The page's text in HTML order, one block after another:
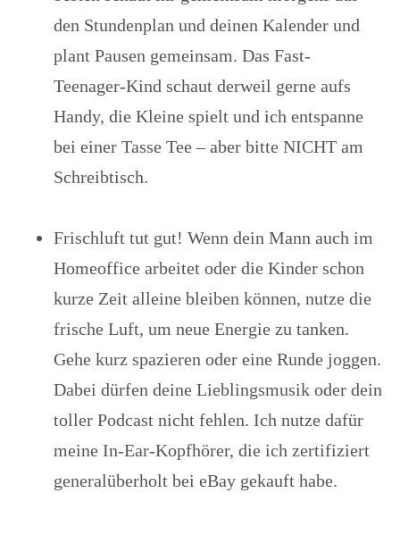
den Stundenplan und deinen Kalender und
plant Pausen gemeinsam. Das Fast-
Teenager-Kind schaut derweil gerne aufs
Handy, die Kleine spielt und ich entspanne
bei einer Tasse Tee – aber bitte NICHT am
Schreibtisch.
Frischluft tut gut! Wenn dein Mann auch im
Homeoffice arbeitet oder die Kinder schon
kurze Zeit alleine bleiben können, nutze die
frische Luft, um neue Energie zu tanken.
Gehe kurz spazieren oder eine Runde joggen.
Dabei dürfen deine Lieblingsmusik oder dein
toller Podcast nicht fehlen. Ich nutze dafür
meine In-Ear-Kopfhörer, die ich zertifiziert
generalüberholt bei eBay gekauft habe.